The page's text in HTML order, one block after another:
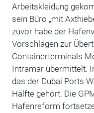
Arbeitskleidung
sein Büro „mit
zuvor habe der
Vorschlägen zur
Containerterminals
Intramar übermittelt.
das der Dubai Ports
Hälfte gehört. Die
Hafenreform